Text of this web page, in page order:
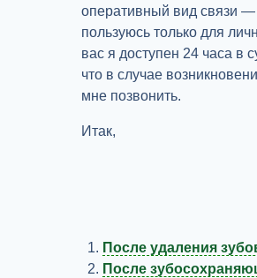
оперативный вид связи
пользуюсь только для
вас я доступен 24 часа в
что в случае
мне позвонить.
Итак,
После удаления
После